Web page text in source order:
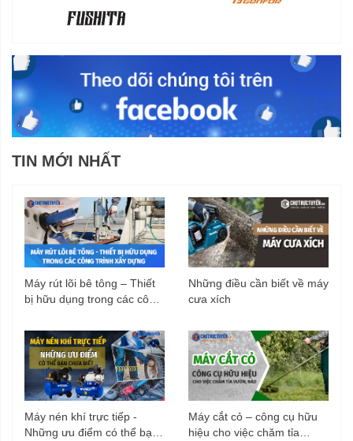
TIN MỚI NHẤT
Máy rút lõi bê tông – Thiết
bị hữu dụng trong các công
Những điều cần biết về máy
cưa xích
Máy nén khí trực tiếp -
Những ưu điểm có thể bạn
Máy cắt cỏ – công cụ hữu
hiệu cho việc chăm tỉa